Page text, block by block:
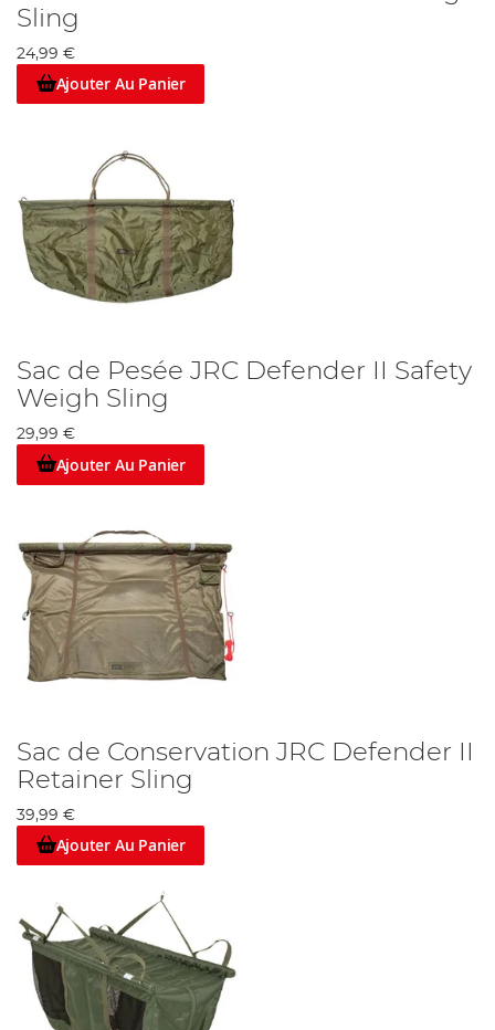
Sling
24,99 €
Ajouter Au Panier
Sac de Pesée JRC Defender II Safety
Weigh Sling
29,99 €
Ajouter Au Panier
Sac de Conservation JRC Defender II
Retainer Sling
39,99 €
Ajouter Au Panier